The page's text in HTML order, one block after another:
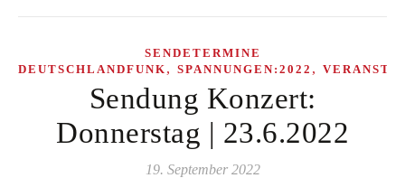
SENDETERMINE
DEUTSCHLANDFUNK , SPANNUNGEN:2022 ,
Sendung Konzert:
Donnerstag | 23.6.2022
19. September 2022